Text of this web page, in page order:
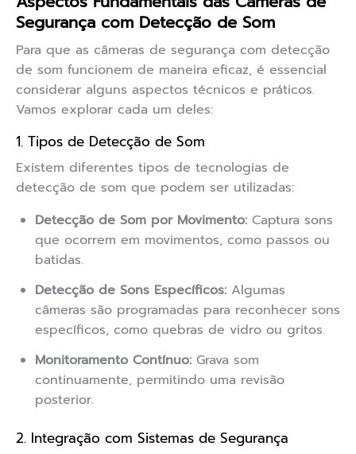
Segurança com Detecção de Som
Para que as câmeras de segurança com detecção
de som funcionem de maneira eficaz, é essencial
considerar alguns aspectos técnicos e práticos.
Vamos explorar cada um deles:
1. Tipos de Detecção de Som
Existem diferentes tipos de tecnologias de
detecção de som que podem ser utilizadas:
Detecção de Som por Movimento: Captura sons
que ocorrem em movimentos, como passos ou
batidas.
Detecção de Sons Específicos: Algumas
câmeras são programadas para reconhecer sons
específicos, como quebras de vidro ou gritos.
Monitoramento Contínuo: Grava som
continuamente, permitindo uma revisão
posterior.
2. Integração com Sistemas de Segurança